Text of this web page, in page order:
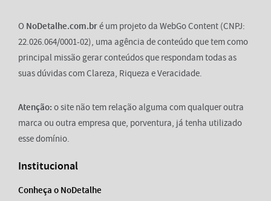
O NoDetalhe.com.bré um projeto da WebGo Content (CNPJ:
22.026.064/0001-02), uma agência de conteúdo que tem como
principal missão gerar conteúdos que respondam todas as
suas dúvidas com Clareza, Riqueza e Veracidade.
Atenção: o site não tem relação alguma com qualquer outra
marca ou outra empresa que, porventura, já tenha utilizado
esse domínio.
Institucional
Conheça o NoDetalhe